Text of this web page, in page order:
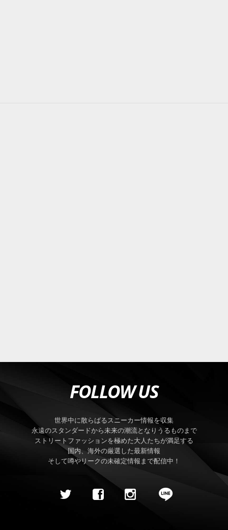
FOLLOW US
世界中に散らばるスニーカー情報を収集
永遠のスタンダードから未来の潮流となりうるものまで
ストリートファッションを極めた大人たちが満足する
国内、海外の厳選した最新情報
そして噂やリークの未確定情報まで配信中！